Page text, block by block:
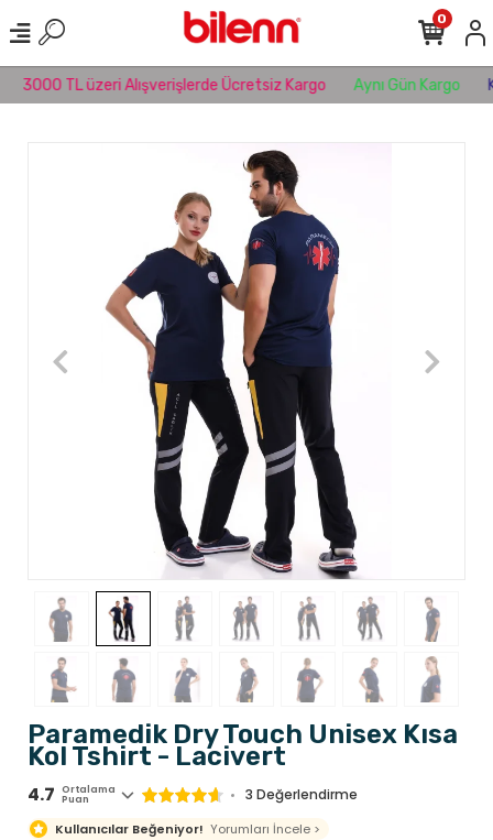
3000 TL üzeri Alışverişlerde Ücretsiz Kargo Aynı Gün Kargo
0
Paramedik Dry Touch Unisex Kısa
Kol Tshirt - Lacivert
4.7 Ortalama
Puan 3 Değerlendirme
Kullanıcılar Beğeniyor! Yorumları İncele >